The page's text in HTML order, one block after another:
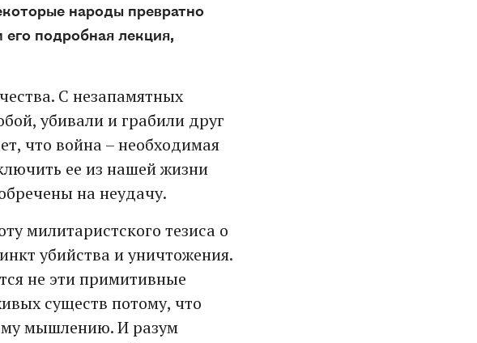
народы превратно
подробная лекция,
С незапамятных
убивали и грабили друг
что война – необходимая
ее из нашей жизни
на неудачу.
милитаристского тезиса о
убийства и уничтожения.
не эти примитивные
существ потому, что
мышлению. И разум